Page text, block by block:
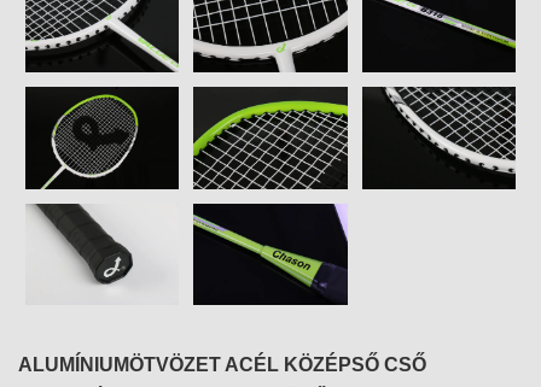
ALUMÍNIUMÖTVÖZET ACÉL KÖZÉPSŐ CSŐ